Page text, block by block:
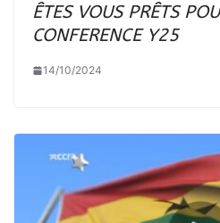
ÊTES VOUS PRÊTS
CONFERENCE Y25
14/10/2024